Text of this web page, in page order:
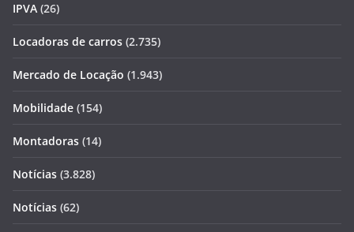
IPVA (26)
Locadoras de carros (2.735)
Mercado de Locação (1.943)
Mobilidade (154)
Montadoras (14)
Notícias (3.828)
Notícias (62)